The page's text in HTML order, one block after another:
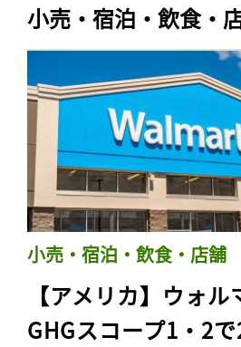
小売・宿泊・飲食・
小売・宿泊・飲食・店舗
【アメリカ】ウォル
GHGスコープ1・2